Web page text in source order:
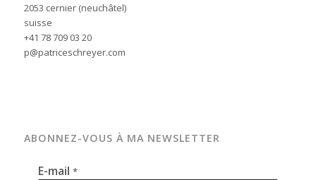
2053 cernier (neuchâtel)
suisse
+41 78 709 03 20
p@patriceschreyer.com
ABONNEZ-VOUS À MA NEWSLETTER
E-mail *